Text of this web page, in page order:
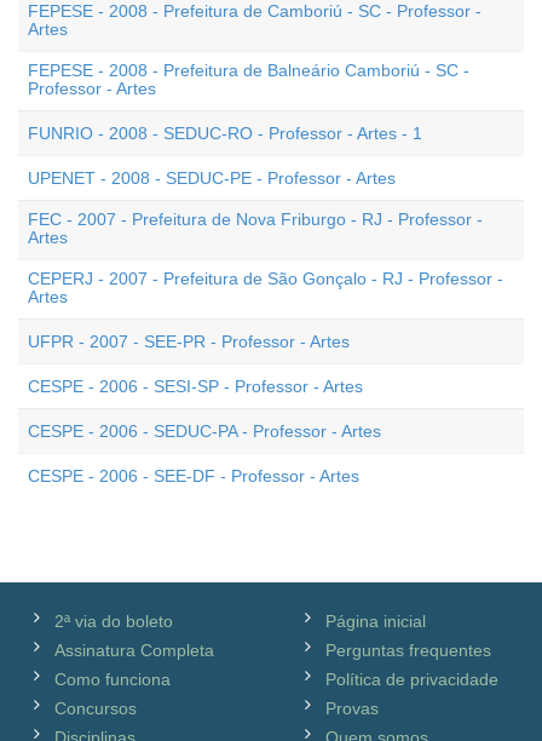
FEPESE - 2008 - Prefeitura de Camboriú - SC - Professor -
Artes
FEPESE - 2008 - Prefeitura de Balneário Camboriú - SC -
Professor - Artes
FUNRIO - 2008 - SEDUC-RO - Professor - Artes - 1
UPENET - 2008 - SEDUC-PE - Professor - Artes
FEC - 2007 - Prefeitura de Nova Friburgo - RJ - Professor -
Artes
CEPERJ - 2007 - Prefeitura de São Gonçalo - RJ - Professor -
Artes
UFPR - 2007 - SEE-PR - Professor - Artes
CESPE - 2006 - SESI-SP - Professor - Artes
CESPE - 2006 - SEDUC-PA - Professor - Artes
CESPE - 2006 - SEE-DF - Professor - Artes
2ª via do boleto
Assinatura Completa
Como funciona
Concursos
Página inicial
Perguntas frequentes
Política de privacidade
Provas